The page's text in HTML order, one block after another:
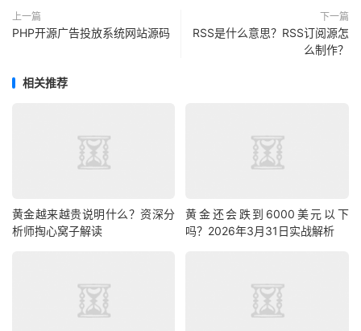
上一篇
PHP开源广告投放系统网站源码
下一篇
RSS是什么意思？RSS订阅源怎
么制作？
相关推荐
黄金越来越贵说明什么？资深分
析师掏心窝子解读
黄金还会跌到6000美元以下
吗？2026年3月31日实战解析